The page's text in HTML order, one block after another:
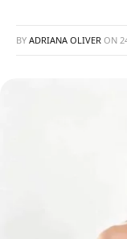
BY ADRIANA OLIVER ON